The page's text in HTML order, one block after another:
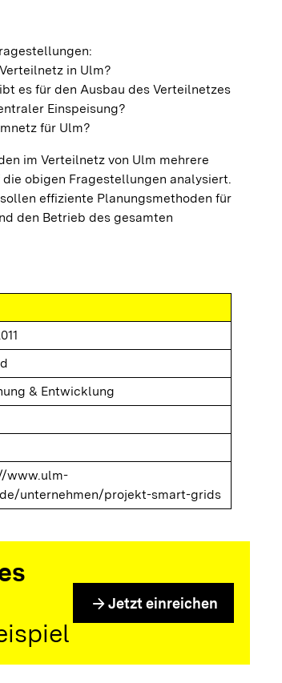
in Ulm?
es für den Ausbau des Verteilnetzes
Einspeisung?
für Ulm?
im Verteilnetz von Ulm mehrere
obigen Fragestellungen analysiert.
effiziente Planungsmethoden für
den Betrieb des gesamten
& Entwicklung
www.ulm-
unternehmen/projekt-smart-grids
arrow_forward Jetzt einreichen